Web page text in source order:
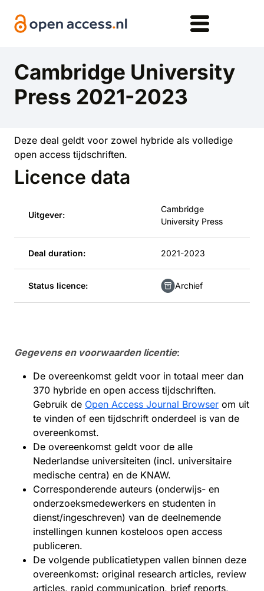
Cambridge University
Press 2021-2023
Deze deal geldt voor zowel hybride als volledige
open access tijdschriften.
Licence data
Uitgever:
Cambridge
University Press
Deal duration: 2021-2023
Status licence: Archief
Gegevens en voorwaarden licentie:
De overeenkomst geldt voor in totaal meer dan
370 hybride en open access tijdschriften.
Gebruik de Open Access Journal Browser om uit
te vinden of een tijdschrift onderdeel is van de
overeenkomst.
De overeenkomst geldt voor de alle
Nederlandse universiteiten (incl. universitaire
medische centra) en de KNAW.
Corresponderende auteurs (onderwijs- en
onderzoeksmedewerkers en studenten in
dienst/ingeschreven) van de deelnemende
instellingen kunnen kosteloos open access
publiceren.
De volgende publicatietypen vallen binnen deze
overeenkomst: original research articles, review
articles, rapid communication, brief reports,